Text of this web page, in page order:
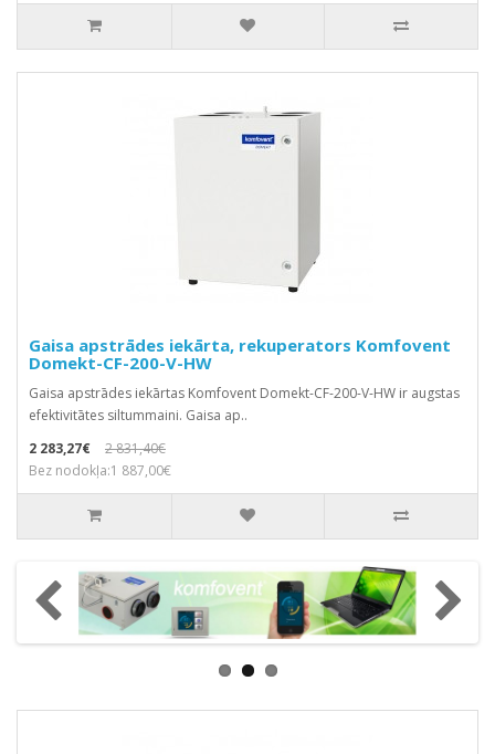
Gaisa apstrādes iekārta, rekuperators Komfovent
Domekt-CF-200-V-HW
Gaisa apstrādes iekārtas Komfovent Domekt-CF-200-V-HW ir augstas
efektivitātes siltummaini. Gaisa ap..
2 283,27€
2 831,40€
Bez nodokļa:1 887,00€